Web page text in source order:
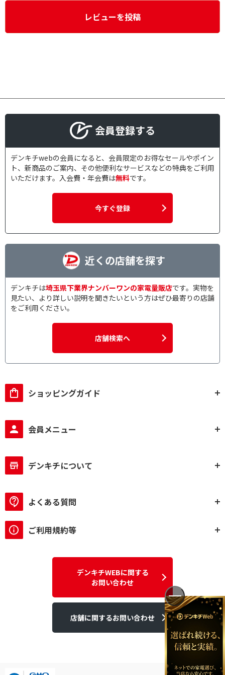
レビューを投稿
会員登録する
デンキチwebの会員になると、会員限定のお得なセールやポイン
ト、新商品のご案内、その他便利なサービスなどの特典をご利用
いただけます。入会費・年会費は無料です。
今すぐ登録
近くの店舗を探す
デンキチは埼玉県下業界ナンバーワンの家電量販店です。実物を
見たい、より詳しい説明を聞きたいという方はぜひ最寄りの店舗
をご利用ください。
店舗検索へ
ショッピングガイド
会員メニュー
デンキチについて
よくある質問
ご利用規約等
デンキチWEBに関する
お問い合わせ
店舗に関するお問い合わせ